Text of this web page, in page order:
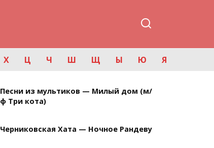
Х Ц Ч Ш Щ Ы Ю Я
Песни из мультиков — Милый дом (м/
ф Три кота)
Черниковская Хата — Ночное Рандеву